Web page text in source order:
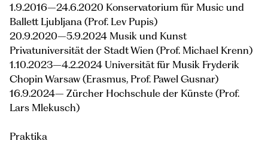
1.9.2016–24.6.2020 Konservatorium für Music und
Ballett Ljubljana (Prof. Lev Pupis)
20.9.2020–5.9.2024 Musik und Kunst
Privatuniversität der Stadt Wien (Prof. Michael Krenn)
1.10.2023–4.2.2024 Universität für Musik Fryderik
Chopin Warsaw (Erasmus, Prof. Pawel Gusnar)
16.9.2024– Zürcher Hochschule der Künste (Prof.
Lars Mlekusch)
Praktika